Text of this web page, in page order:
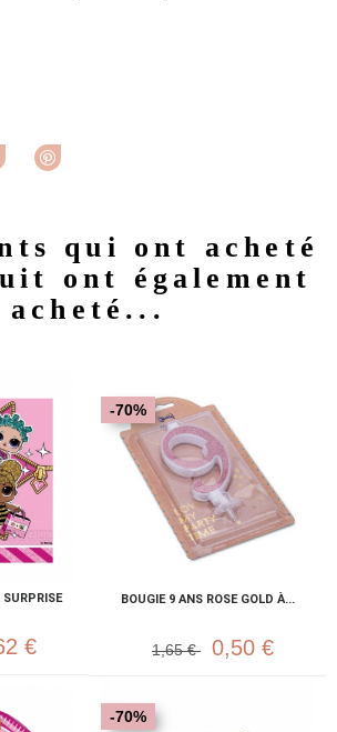
Tweet
qui ont acheté
ont également
acheté...
€
BOUGIE 9 ANS ROSE GOLD À...
-70%
1,65 € 0,50 €
-70%